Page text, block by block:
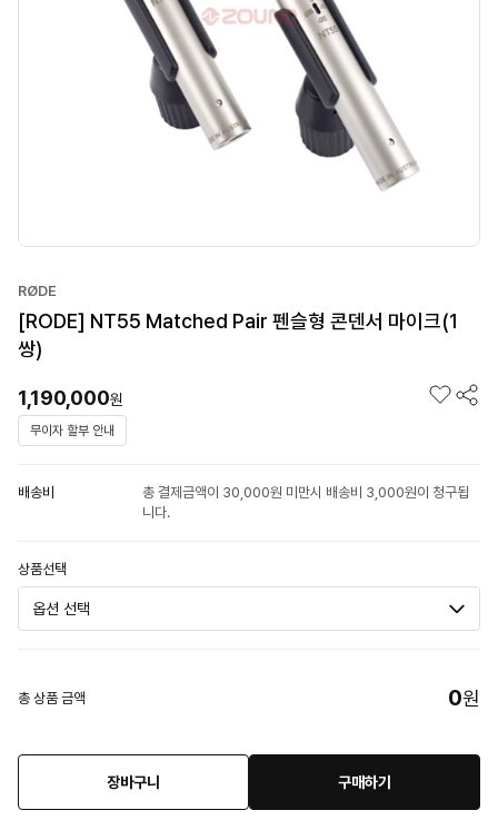
RØDE
[RODE] NT55 Matched Pair 펜슬형 콘덴서 마이크(1
쌍)
1,190,000원
무이자 할부 안내
배송비
총 결제금액이 30,000원 미만시 배송비 3,000원이 청구됩
니다.
상품선택
총 상품 금액 0원
장바구니 구매하기